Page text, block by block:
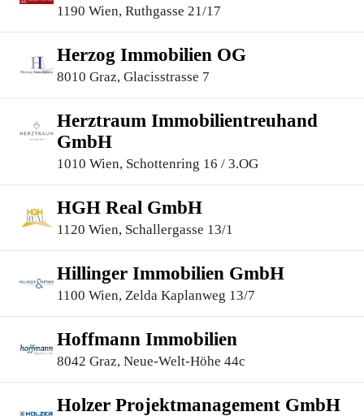
1190 Wien, Ruthgasse 21/17
Herzog Immobilien OG
8010 Graz, Glacisstrasse 7
Herztraum Immobilientreuhand
GmbH
1010 Wien, Schottenring 16 / 3.OG
HGH Real GmbH
1120 Wien, Schallergasse 13/1
Hillinger Immobilien GmbH
1100 Wien, Zelda Kaplanweg 13/7
Hoffmann Immobilien
8042 Graz, Neue-Welt-Höhe 44c
Holzer Projektmanagement GmbH